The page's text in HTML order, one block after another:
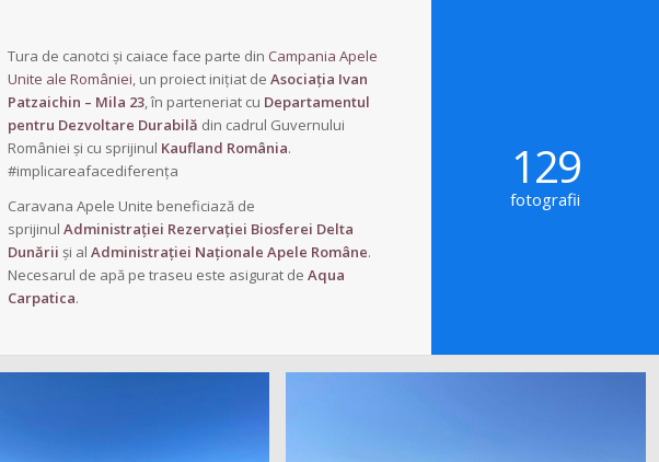
Tura de canotci și caiace face parte din Campania Apele
Unite ale României, un proiect inițiat de Asociația Ivan
Patzaichin – Mila 23, în parteneriat cu Departamentul
pentru Dezvoltare Durabilă din cadrul Guvernului
României și cu sprijinul Kaufland România.
#implicareafacediferența
Caravana Apele Unite beneficiază de
sprijinul Administrației Rezervației Biosferei Delta
Dunării și al Administrației Naționale Apele Române.
Necesarul de apă pe traseu este asigurat de Aqua
Carpatica.
129
fotografii